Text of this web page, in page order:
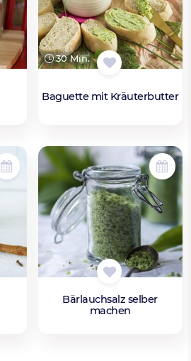
30 Min.
Baguette mit Kräuterbutter
Bärlauchsalz selber
machen